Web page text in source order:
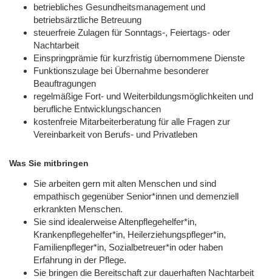
betriebliches Gesundheitsmanagement und
betriebsärztliche Betreuung
steuerfreie Zulagen für Sonntags-, Feiertags- oder
Nachtarbeit
Einspringprämie für kurzfristig übernommene Dienste
Funktionszulage bei Übernahme besonderer
Beauftragungen
regelmäßige Fort- und Weiterbildungsmöglichkeiten und
berufliche Entwicklungschancen
kostenfreie Mitarbeiterberatung für alle Fragen zur
Vereinbarkeit von Berufs- und Privatleben
Was Sie mitbringen
Sie arbeiten gern mit alten Menschen und sind
empathisch gegenüber Senior*innen und demenziell
erkrankten Menschen.
Sie sind idealerweise Altenpflegehelfer*in,
Krankenpflegehelfer*in, Heilerziehungspfleger*in,
Familienpfleger*in, Sozialbetreuer*in oder haben
Erfahrung in der Pflege.
Sie bringen die Bereitschaft zur dauerhaften Nachtarbeit